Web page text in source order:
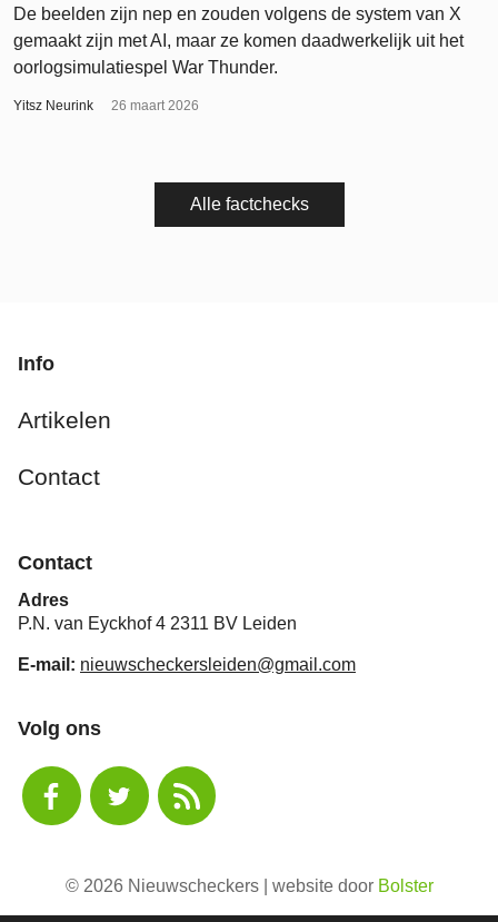
De beelden zijn nep en zouden volgens de system van X
gemaakt zijn met AI, maar ze komen daadwerkelijk uit het
oorlogsimulatiespel War Thunder.
Yitsz Neurink 26 maart 2026
Alle factchecks
Info
Artikelen
Contact
Contact
Adres
P.N. van Eyckhof 4 2311 BV Leiden
E-mail: nieuwscheckersleiden@gmail.com
Volg ons
© 2026 Nieuwscheckers | website door Bolster